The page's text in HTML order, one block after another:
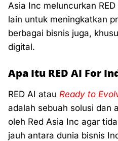
Asia Inc meluncurkan
lain untuk meningkatkan
berbagai bisnis juga,
digital.
Apa Itu RED AI For
RED AI atau Ready to
adalah sebuah solusi dan
oleh Red Asia Inc agar
jauh antara dunia bisnis